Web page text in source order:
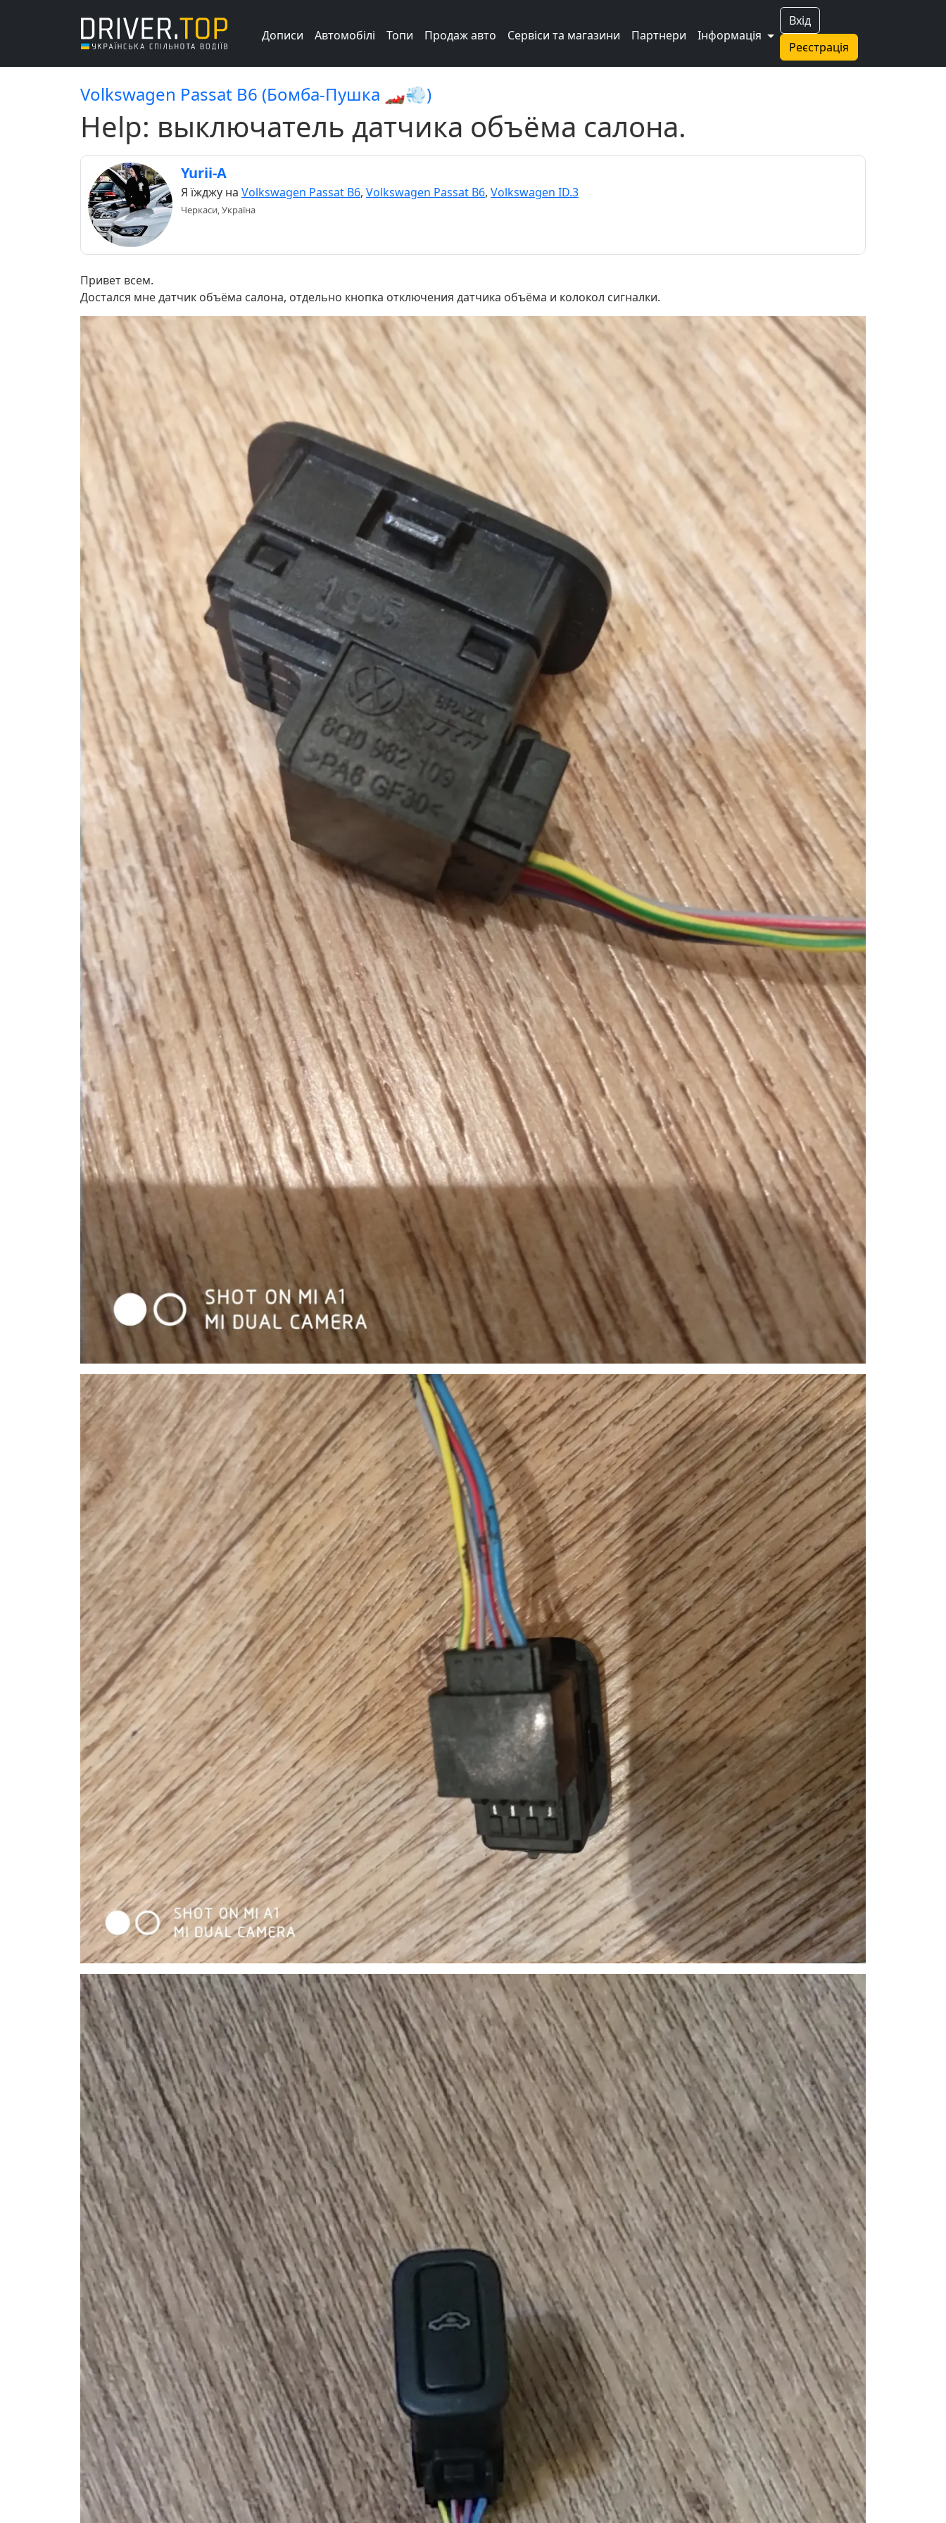
Вхід
Реєстрація
Дописи Автомобілі Топи Продаж авто Сервіси та магазини Партнери Інформація
Volkswagen Passat B6 (Бомба-Пушка 🏎️💨)
Help: выключатель датчика объёма салона.
Yurii-A
Я їжджу на Volkswagen Passat B6, Volkswagen Passat B6, Volkswagen ID.3
Черкаси, Україна
Привет всем.
Достался мне датчик объёма салона, отдельно кнопка отключения датчика объёма и колокол сигналки.